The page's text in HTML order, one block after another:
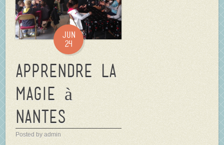
Jun
24
Apprendre la
Magie à
Nantes
Posted by admin